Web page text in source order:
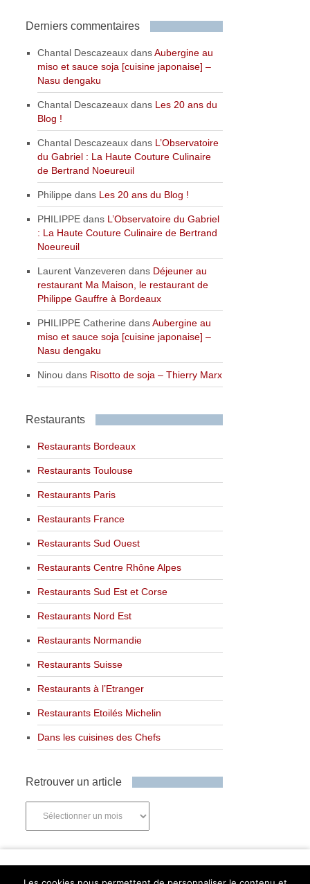
Derniers commentaires
Chantal Descazeaux dansAubergine au
miso et sauce soja [cuisine japonaise] –
Nasu dengaku
Chantal Descazeaux dans Les 20 ans du
Blog !
Chantal Descazeaux dans L’Observatoire
du Gabriel : La Haute Couture Culinaire
de Bertrand Noeureuil
Philippe dans Les 20 ans du Blog !
PHILIPPE dans L’Observatoire du Gabriel
: La Haute Couture Culinaire de Bertrand
Noeureuil
Laurent Vanzeveren dans Déjeuner au
restaurant Ma Maison, le restaurant de
Philippe Gauffre à Bordeaux
PHILIPPE Catherine dansAubergine au
miso et sauce soja [cuisine japonaise] –
Nasu dengaku
Ninou dans Risotto de soja – Thierry Marx
Restaurants
Restaurants Bordeaux
Restaurants Toulouse
Restaurants Paris
Restaurants France
Restaurants Sud Ouest
Restaurants Centre Rhône Alpes
Restaurants Sud Est et Corse
Restaurants Nord Est
Restaurants Normandie
Restaurants Suisse
Restaurants à l’Etranger
Restaurants Etoilés Michelin
Dans les cuisines des Chefs
Retrouver un article